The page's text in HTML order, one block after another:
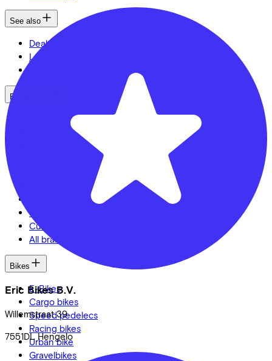
Eric Bikes B.V.
Willemstraat 39
7551DL Hengelo
See also
Dealer locator
Lease a bike? Calculate your costs
Bike brands
Cannondale
Van Raam
Cube
All brands
Bikes
E-Bikes
Cargo bikes
Speed pedelecs
Racing bikes
Urban bike
Gravelbikes